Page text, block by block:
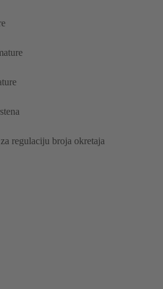
regulaciju broja okretaja